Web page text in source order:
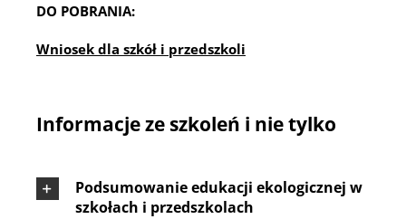
DO POBRANIA:
Wniosek dla szkół i przedszkoli
Informacje ze szkoleń i nie tylko
Podsumowanie edukacji ekologicznej w
szkołach i przedszkolach